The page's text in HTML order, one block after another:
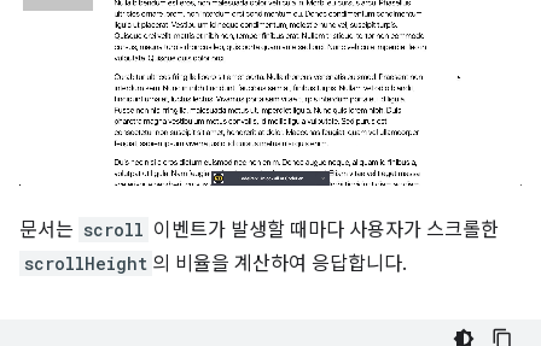
문서는 scroll 이벤트가 발생할 때마다 사용자가 스크롤한
scrollHeight 의 비율을 계산하여 응답합니다.